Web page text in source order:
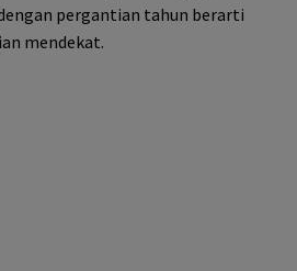
pergantian tahun berarti
mendekat.